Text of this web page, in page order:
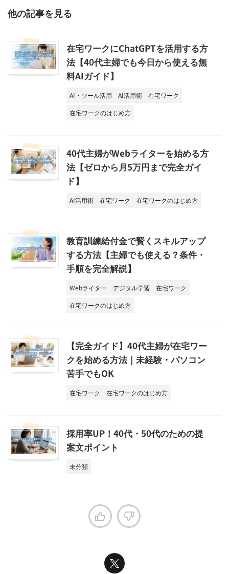
他の記事を見る
在宅ワークにChatGPTを活用する方
法【40代主婦でも今日から使える無
料AIガイド】
AI・ツール活用 AI活用術
在宅ワーク
在宅ワークのはじめ方
40代主婦がWebライターを始める方
法【ゼロから月5万円まで完全ガイ
ド】
AI活用術 在宅ワーク 在宅ワークのはじめ方
教育訓練給付金で賢くスキルアップ
する方法【主婦でも使える？条件・
手順を完全解説】
Webライター デジタル学習
在宅ワーク
在宅ワークのはじめ方
【完全ガイド】40代主婦が在宅ワー
クを始める方法｜未経験・パソコン
苦手でもOK
在宅ワーク 在宅ワークのはじめ方
採用率UP！40代・50代のための提
案文ポイント
未分類